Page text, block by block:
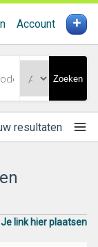
Account +
Zoeken
resultaten
Je link hier plaatsen